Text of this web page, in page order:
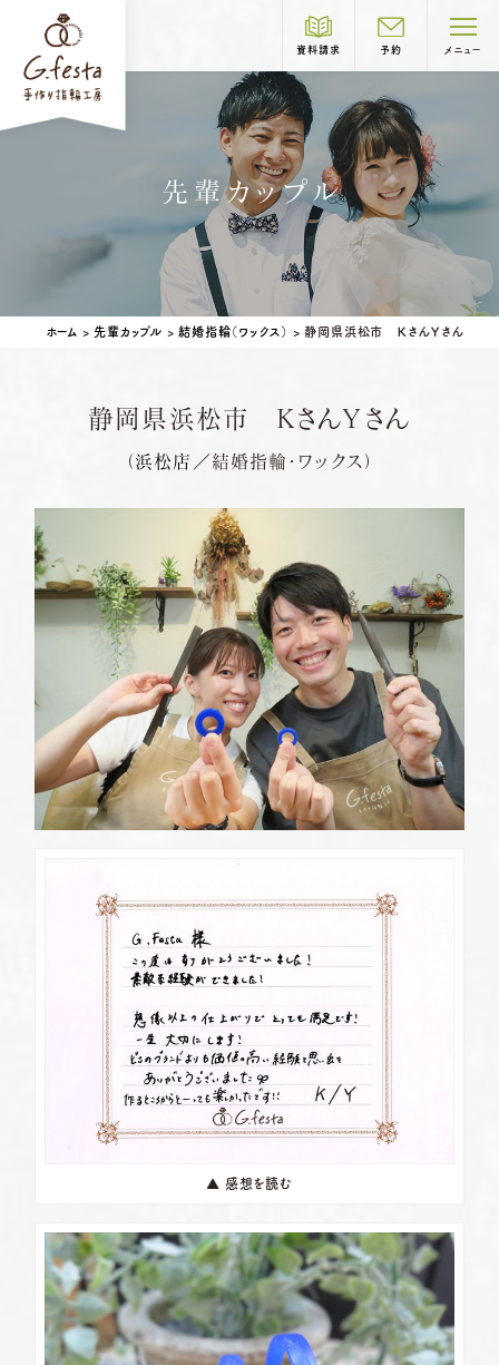
資料請求 予約 メニュー
G.festaについて
制作コース紹介
COURSE
結婚指輪 婚約指輪
ベビーリング 結婚記念日リング
デザイン事例
よくある質問
お店を探す
資料請求
ブログ・新着情報
先輩カップル
ホーム > 先輩カップル >結婚指輪（ワックス） >静岡県浜松市 ＫさんＹさん
静岡県浜松市 ＫさんＹさん
（浜松店／結婚指輪・ワックス）
▲ 感想を読む
岐阜本店 TEL.058-265-2756
※祝日の場合は営業
名古屋店 TEL.052-261-6676
第2・第4火曜日・毎週水曜日
※祝日の場合は営業
岡崎店 TEL.0564-74-8033
営業時間 10:00〜18:30
火曜日・水曜日
※祝日の場合は営業
三重店 TEL.059-392-6577
営業時間 10:00〜18:30
定休日
火曜日・水曜日
※祝日の場合は営業
浜松店 TEL.053-455-2177
10:00〜18:30
※祝日の場合は営業